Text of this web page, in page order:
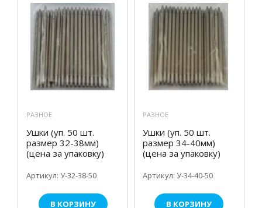
РАЗНОЕ
Ушки (уп. 50 шт.
размер 32-38мм)
(цена за упаковку)
Артикул: У-32-38-50
В КОРЗИНУ
РАЗНОЕ
Ушки (уп. 50 шт.
размер 34-40мм)
(цена за упаковку)
Артикул: У-34-40-50
В КОРЗИНУ